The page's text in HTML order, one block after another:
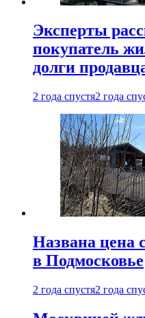
Эксперты
покупатель
долги
2 года спустя2 года
Названа цена
в Подмосковье
2 года спустя2 года